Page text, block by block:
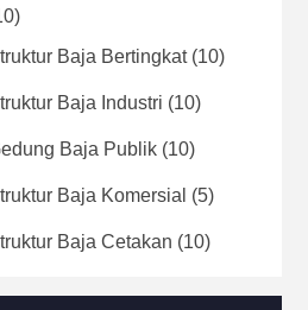
Baja Bertingkat(10)
Baja Industri (10)
Baja Publik (10)
Baja Komersial (5)
Baja Cetakan (10)